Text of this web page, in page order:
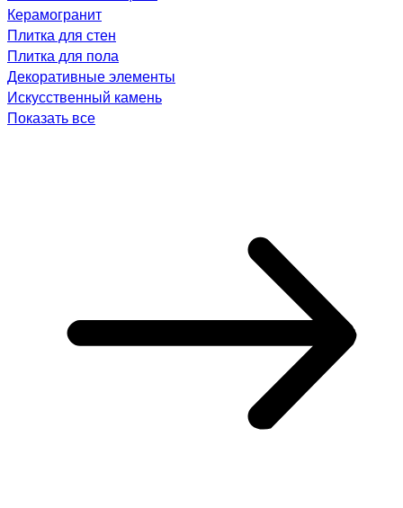
Керамогранит
Плитка для стен
Плитка для пола
Декоративные элементы
Искусственный камень
Показать все